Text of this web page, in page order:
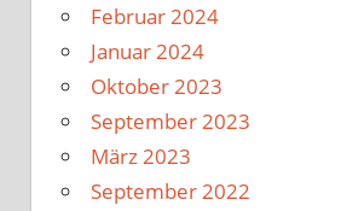
Februar 2024
Januar 2024
Oktober 2023
September 2023
März 2023
September 2022